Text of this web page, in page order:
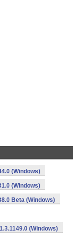
(Windows)
(Windows)
Beta (Windows)
(Windows)